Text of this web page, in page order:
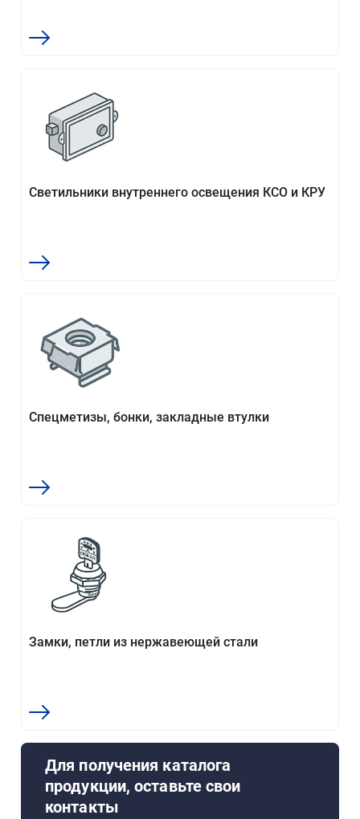
Светильники внутреннего освещения КСО и КРУ
Спецметизы, бонки, закладные втулки
Замки, петли из нержавеющей стали
Для получения каталога
продукции, оставьте свои
контакты